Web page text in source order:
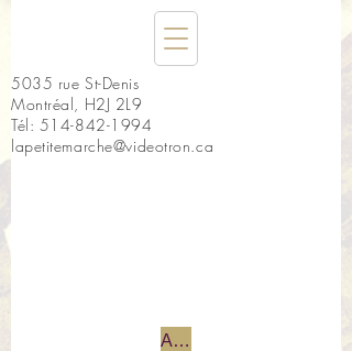
5035 rue St-Denis
Montréal, H2J 2L9
Tél: 514-842-1994
lapetitemarche@videotron.ca
Accueil